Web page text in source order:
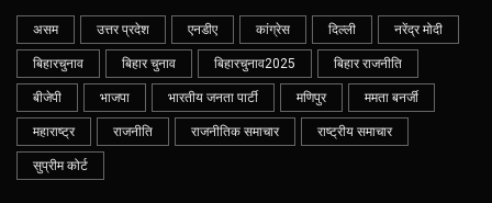
असम उत्तर प्रदेश एनडीए कांग्रेस दिल्ली नरेंद्र मोदी
बिहारचुनाव बिहार चुनाव बिहारचुनाव2025 बिहार राजनीति
बीजेपी भाजपा भारतीय जनता पार्टी मणिपुर ममता बनर्जी
महाराष्ट्र राजनीति राजनीतिक समाचार राष्ट्रीय समाचार
सुप्रीम कोर्ट